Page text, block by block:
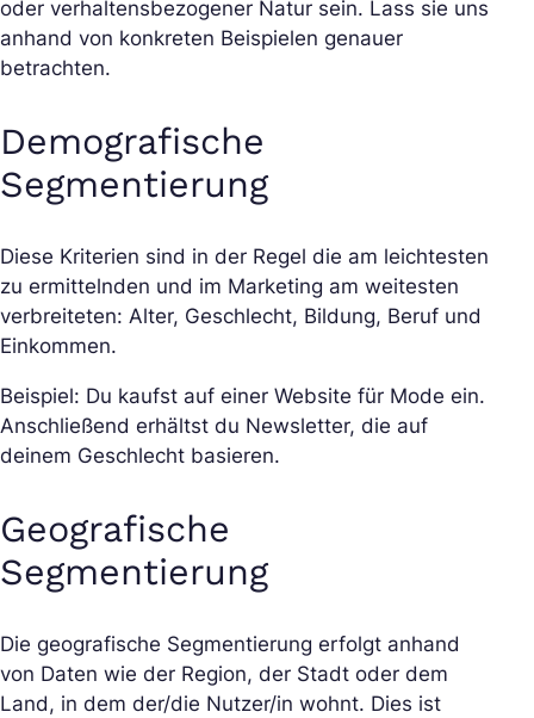
oder verhaltensbezogener Natur sein. Lass sie uns
anhand von konkreten Beispielen genauer
betrachten.
Demografische
Segmentierung
Diese Kriterien sind in der Regel die am leichtesten
zu ermittelnden und im Marketing am weitesten
verbreiteten: Alter, Geschlecht, Bildung, Beruf und
Einkommen.
Beispiel: Du kaufst auf einer Website für Mode ein.
Anschließend erhältst du Newsletter, die auf
deinem Geschlecht basieren.
Geografische
Segmentierung
Die geografische Segmentierung erfolgt anhand
von Daten wie der Region, der Stadt oder dem
Land, in dem der/die Nutzer/in wohnt. Dies ist